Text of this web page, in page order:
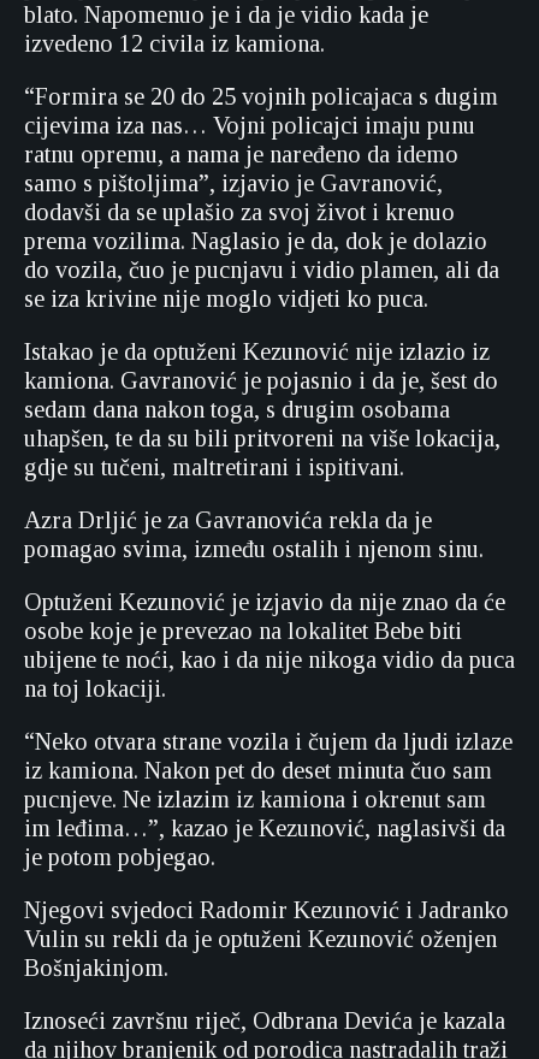
blato. Napomenuo je i da je vidio kada je
izvedeno 12 civila iz kamiona.
“Formira se 20 do 25 vojnih policajaca s dugim
cijevima iza nas… Vojni policajci imaju punu
ratnu opremu, a nama je naređeno da idemo
samo s pištoljima”, izjavio je Gavranović,
dodavši da se uplašio za svoj život i krenuo
prema vozilima. Naglasio je da, dok je dolazio
do vozila, čuo je pucnjavu i vidio plamen, ali da
se iza krivine nije moglo vidjeti ko puca.
Istakao je da optuženi Kezunović nije izlazio iz
kamiona. Gavranović je pojasnio i da je, šest do
sedam dana nakon toga, s drugim osobama
uhapšen, te da su bili pritvoreni na više lokacija,
gdje su tučeni, maltretirani i ispitivani.
Azra Drljić je za Gavranovića rekla da je
pomagao svima, između ostalih i njenom sinu.
Optuženi Kezunović je izjavio da nije znao da će
osobe koje je prevezao na lokalitet Bebe biti
ubijene te noći, kao i da nije nikoga vidio da puca
na toj lokaciji.
“Neko otvara strane vozila i čujem da ljudi izlaze
iz kamiona. Nakon pet do deset minuta čuo sam
pucnjeve. Ne izlazim iz kamiona i okrenut sam
im leđima…”, kazao je Kezunović, naglasivši da
je potom pobjegao.
Njegovi svjedoci Radomir Kezunović i Jadranko
Vulin su rekli da je optuženi Kezunović oženjen
Bošnjakinjom.
Iznoseći završnu riječ, Odbrana Devića je kazala
da njihov branjenik od porodica nastradalih traži